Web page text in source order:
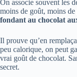
On associe souvent les
moins de goût, moins
fondant au chocolat
Il prouve qu’en
peu calorique, on peut
vrai goût de chocolat.
secret.